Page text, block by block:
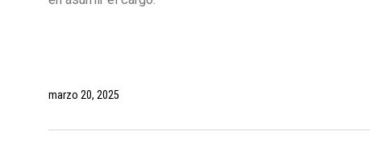
marzo 20, 2025